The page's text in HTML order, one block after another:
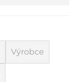
Výrobce